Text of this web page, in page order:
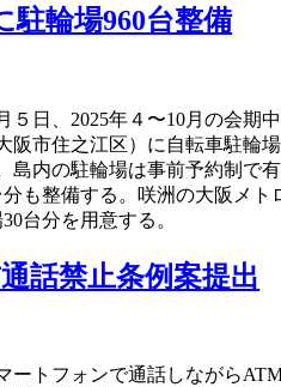
駐輪場960台整備
日、2025年４〜10月の会期
市住之江区）に自転車駐輪
内の駐輪場は事前予約制で
も整備する。咲洲の大阪メ
台分を用意する。
話禁止条例案提出
トフォンで通話しながら